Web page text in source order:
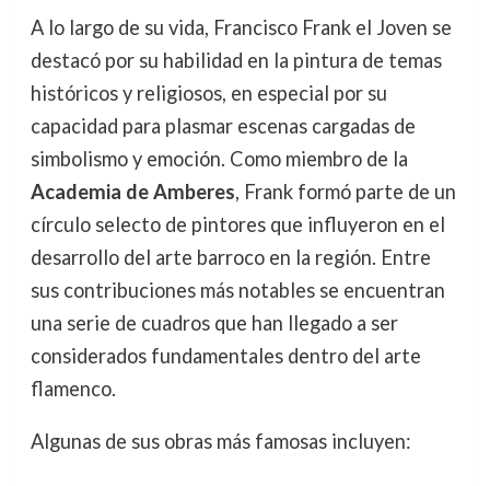
A lo largo de su vida, Francisco Frank el Joven se
destacó por su habilidad en la pintura de temas
históricos y religiosos, en especial por su
capacidad para plasmar escenas cargadas de
simbolismo y emoción. Como miembro de la
Academia de Amberes, Frank formó parte de un
círculo selecto de pintores que influyeron en el
desarrollo del arte barroco en la región. Entre
sus contribuciones más notables se encuentran
una serie de cuadros que han llegado a ser
considerados fundamentales dentro del arte
flamenco.
Algunas de sus obras más famosas incluyen: